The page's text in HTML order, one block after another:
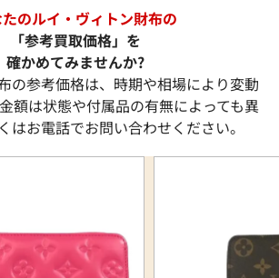
のルイ・ヴィトン財布の
「参考買取価格」を
確かめてみませんか?
の参考価格は、時期や相場により変動
額は状態や付属品の有無によっても異
はお電話でお問い合わせください。